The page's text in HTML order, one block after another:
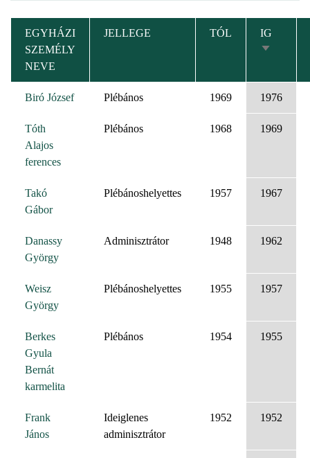
EGYHÁZI
SZEMÉLY
NEVE
JELLEGE TÓL
IG
Biró József Plébános 1969 1976
Tóth
Alajos
ferences
Plébános 1968 1969
Takó
Gábor
Plébánoshelyettes 1957 1967
Danassy
György
Adminisztrátor 1948 1962
Weisz
György
Plébánoshelyettes 1955 1957
Berkes
Gyula
Bernát
karmelita
Plébános 1954 1955
Frank
János
Ideiglenes
adminisztrátor
1952 1952